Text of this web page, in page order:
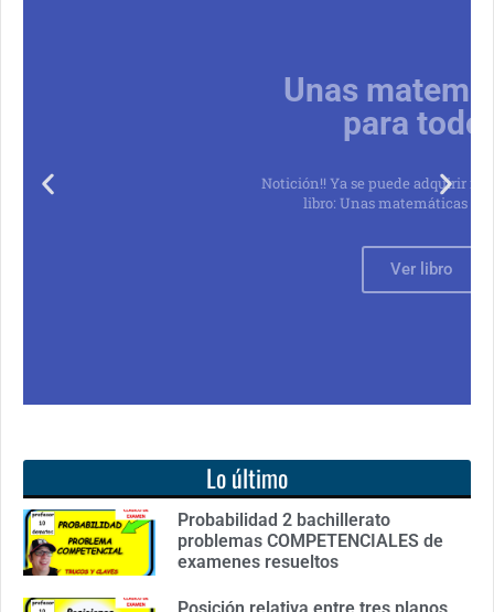
Unas matemáticas
Notición!! Ya se puede adquirir nuestro segundo
libro: Unas matemáticas para todos
Lo último
Probabilidad 2 bachillerato
problemas COMPETENCIALES de
examenes resueltos